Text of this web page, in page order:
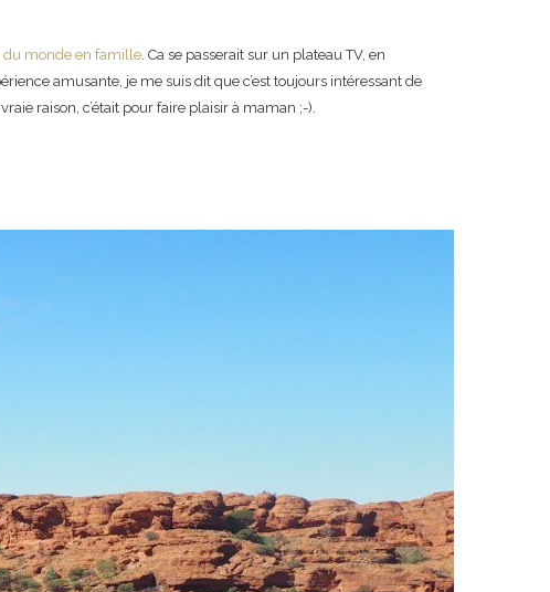
du monde en famille. Ca se passerait sur un plateau TV, en
amusante, je me suis dit que c’est toujours intéressant de
raison, c’était pour faire plaisir à maman ;-).